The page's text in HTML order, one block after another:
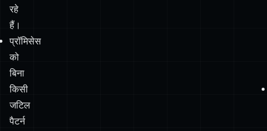
रहे
हैं।
प्रॉमिसेस
को
बिना
किसी
जटिल
पैटर्न